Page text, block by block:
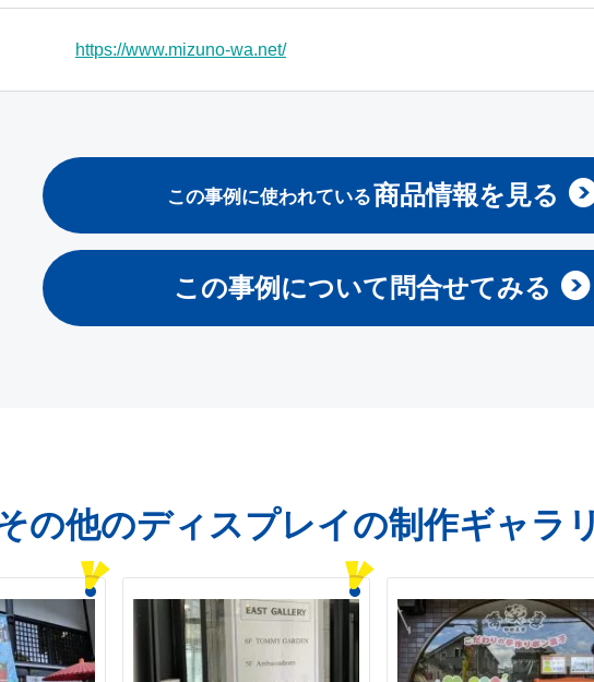
https://www.mizuno-wa.net/
この事例に使われている商品情報を見る
この事例について問合せてみる
の他のディスプレイの制作ギャラ